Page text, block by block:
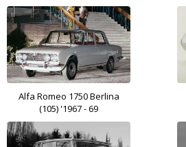
Alfa Romeo 1750 Berlina
(105) '1967 - 69